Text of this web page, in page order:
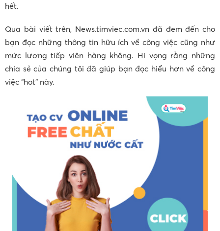
hết.
Qua bài viết trên, News.timviec.com.vn đã đem đến cho
bạn đọc những thông tin hữu ích về công việc cũng như
mức lương tiếp viên hàng không. Hi vọng rằng những
chia sẻ của chúng tôi đã giúp bạn đọc hiểu hơn về công
việc “hot” này.